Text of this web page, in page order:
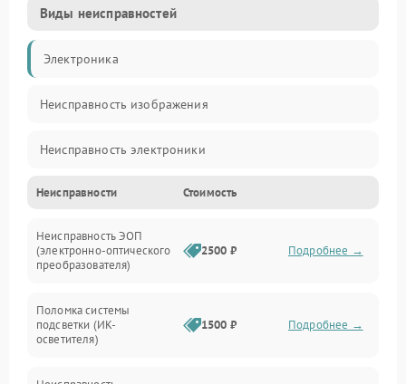
Виды неисправностей
Электроника
Неисправность изображения
Неисправность электроники
Механические повреждения
Неисправность управления
Оптика
Неисправности Стоимость
Неисправность ЭОП
(электронно-оптического
преобразователя)
2500 ₽ Подробнее →
Поломка системы
подсветки (ИК-
осветителя)
1500 ₽ Подробнее →